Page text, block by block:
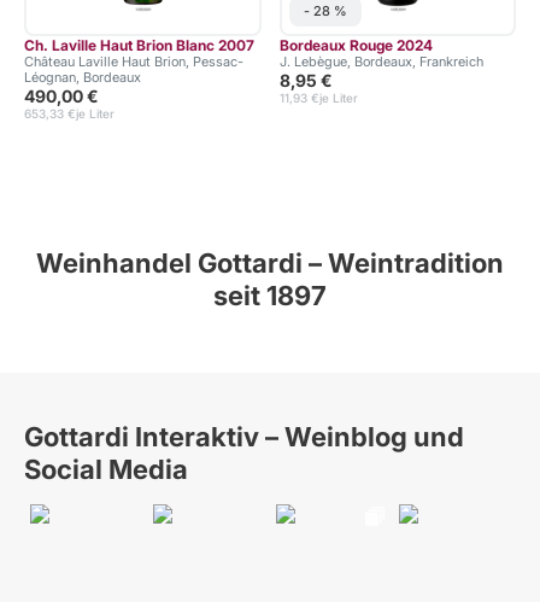
Ch. Laville Haut Brion Blanc 2007
Château Laville Haut Brion, Pessac-
Léognan, Bordeaux
490,00 €
je Liter
653,33 €
- 28 %
Bordeaux Rouge 2024
J. Lebègue, Bordeaux, Frankreich
8,95 €
je Liter
11,93 €
Weinhandel Gottardi – Weintradition
seit 1897
Gottardi Interaktiv – Weinblog und
Social Media